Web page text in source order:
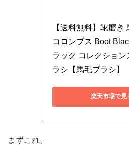
【送料無料】靴磨き
コロンブス Boot
ラック コレクション
ラシ【馬毛ブラシ】
楽天市場で見
まずこれ。